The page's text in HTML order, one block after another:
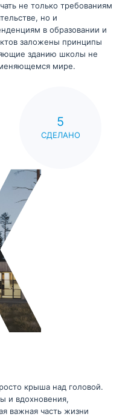
не только требованиям
но и
в образовании и
заложены принципы
зданию школы не
мире.
5
СДЕЛАНО
крыша над головой.
и вдохновения,
важная часть жизни